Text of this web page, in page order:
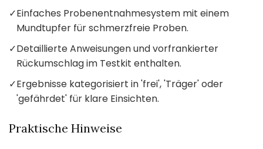
✓Einfaches Probenentnahmesystem mit einem
Mundtupfer für schmerzfreie Proben.
✓Detaillierte Anweisungen und vorfrankierter
Rückumschlag im Testkit enthalten.
✓Ergebnisse kategorisiert in 'frei', 'Träger' oder
'gefährdet' für klare Einsichten.
Praktische Hinweise